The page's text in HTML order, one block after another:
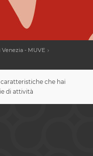
- MUVE
che hai
di attività